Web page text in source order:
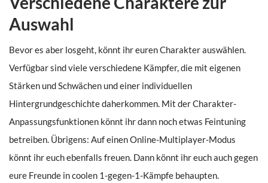
Auswahl
Bevor es aber losgeht, könnt ihr euren Charakter auswählen.
Verfügbar sind viele verschiedene Kämpfer, die mit eigenen
Stärken und Schwächen und einer individuellen
Hintergrundgeschichte daherkommen. Mit der Charakter-
Anpassungsfunktionen könnt ihr dann noch etwas Feintuning
betreiben. Übrigens: Auf einen Online-Multiplayer-Modus
könnt ihr euch ebenfalls freuen. Dann könnt ihr euch auch gegen
eure Freunde in coolen 1-gegen-1-Kämpfe behaupten.